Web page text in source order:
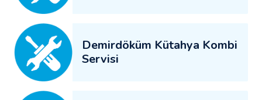
Demirdöküm Kütahya Kombi
Servisi